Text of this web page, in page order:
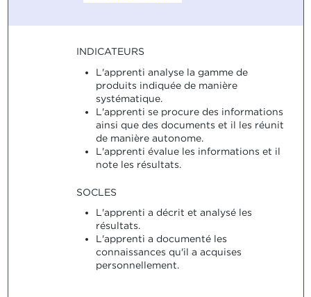
INDICATEURS
L'apprenti analyse la gamme de
produits indiquée de manière
systématique.
L'apprenti se procure des informations
ainsi que des documents et il les réunit
de manière autonome.
L'apprenti évalue les informations et il
note les résultats.
SOCLES
L'apprenti a décrit et analysé les
résultats.
L'apprenti a documenté les
connaissances qu'il a acquises
personnellement.